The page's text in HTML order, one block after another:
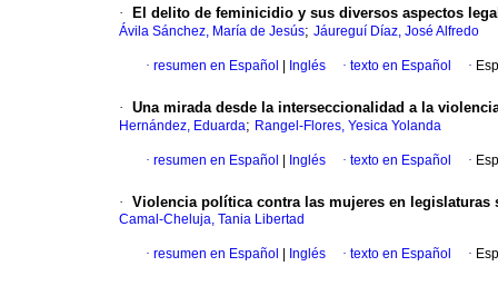
· El delito de feminicidio y sus diversos aspectos
Ávila Sánchez, María de Jesús; Jáureguí Díaz, José Alfredo
· resumen en Español Inglés · texto en Español ·
· Una mirada desde la interseccionalidad a la
Hernández, Eduarda; Rangel-Flores, Yesica Yolanda
· resumen en Español Inglés · texto en Español ·
· Violencia política contra las mujeres en legislaturas
Camal-Cheluja, Tania Libertad
· resumen en Español Inglés · texto en Español ·